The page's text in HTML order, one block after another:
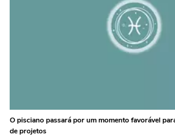
O pisciano passará por um momento favorável
de projetos